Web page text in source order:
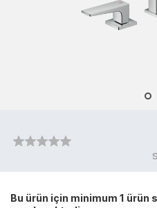
Bu ürün için minimum 1 ürün